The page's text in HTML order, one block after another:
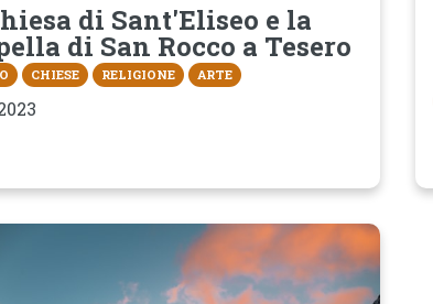
di Sant'Eliseo e la
di San Rocco a Tesero
CHIESE RELIGIONE ARTE